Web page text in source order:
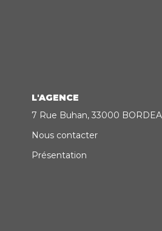
L'AGENCE
7 Rue Buhan, 33000
Nous contacter
Présentation